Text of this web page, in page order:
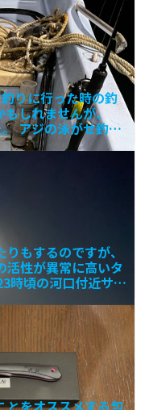
りに行った時の釣
しれませんが、
アジの泳がせ釣り
もするのですが、
活性が異常に高いタ
時頃の河口付近サー
とをオススメする包